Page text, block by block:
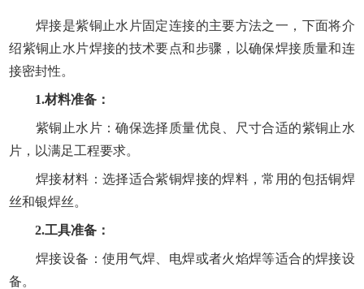
焊接是紫铜止水片固定连接的主要方法之一，下面将介
绍紫铜止水片焊接的技术要点和步骤，以确保焊接质量和连
接密封性。
1.材料准备：
紫铜止水片：确保选择质量优良、尺寸合适的紫铜止水
片，以满足工程要求。
焊接材料：选择适合紫铜焊接的焊料，常用的包括铜焊
丝和银焊丝。
2.工具准备：
焊接设备：使用气焊、电焊或者火焰焊等适合的焊接设
备。